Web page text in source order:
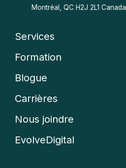
Montréal, QC H2J 2L1 Canada
Company
menu
Services
Formation
Blogue
Carrières
Nous joindre
EvolveDigital